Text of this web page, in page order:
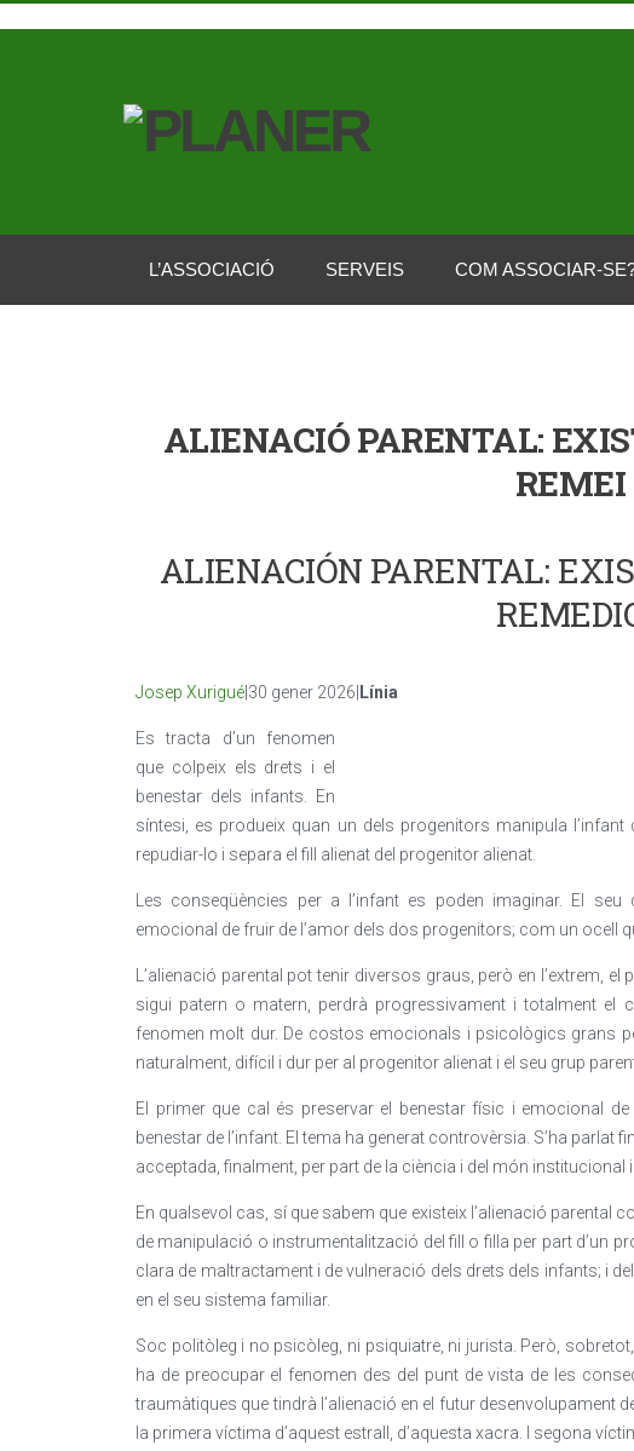
L’ASSOCIACIÓ SERVEIS COM ASSOCIAR-
ALIENACIÓ PARENTAL:
REMEI
ALIENACIÓN PARENTAL:
Josep Xurigué |30 gener 2026| Línia
Es tracta d’un fenomen
que colpeix els drets i el
benestar dels infants. En
síntesi, es produeix quan un dels progenitors manipula
repudiar-lo i separa el fill alienat del progenitor alienat.
Les conseqüències per a l’infant es poden imaginar. El seu
emocional de fruir de l’amor dels dos progenitors; com un ocell
L’alienació parental pot tenir diversos graus, però en l’extrem,
sigui patern o matern, perdrà progressivament i totalment el
fenomen molt dur. De costos emocionals i psicològics grans
naturalment, difícil i dur per al progenitor alienat i el seu grup
El primer que cal és preservar el benestar físic i emocional
benestar de l’infant. El tema ha generat controvèrsia. S’ha parlat
acceptada, finalment, per part de la ciència i del món institucional
En qualsevol cas, sí que sabem que existeix l’alienació
de manipulació o instrumentalització del fill o filla per part d’un
clara de maltractament i de vulneració dels drets dels infants; i
en el seu sistema familiar.
Soc politòleg i no psicòleg, ni psiquiatre, ni jurista. Però,
ha de preocupar el fenomen des del punt de vista de les
traumàtiques que tindrà l’alienació en el futur desenvolupament
la primera víctima d’aquest estrall, d’aquesta xacra. I segona